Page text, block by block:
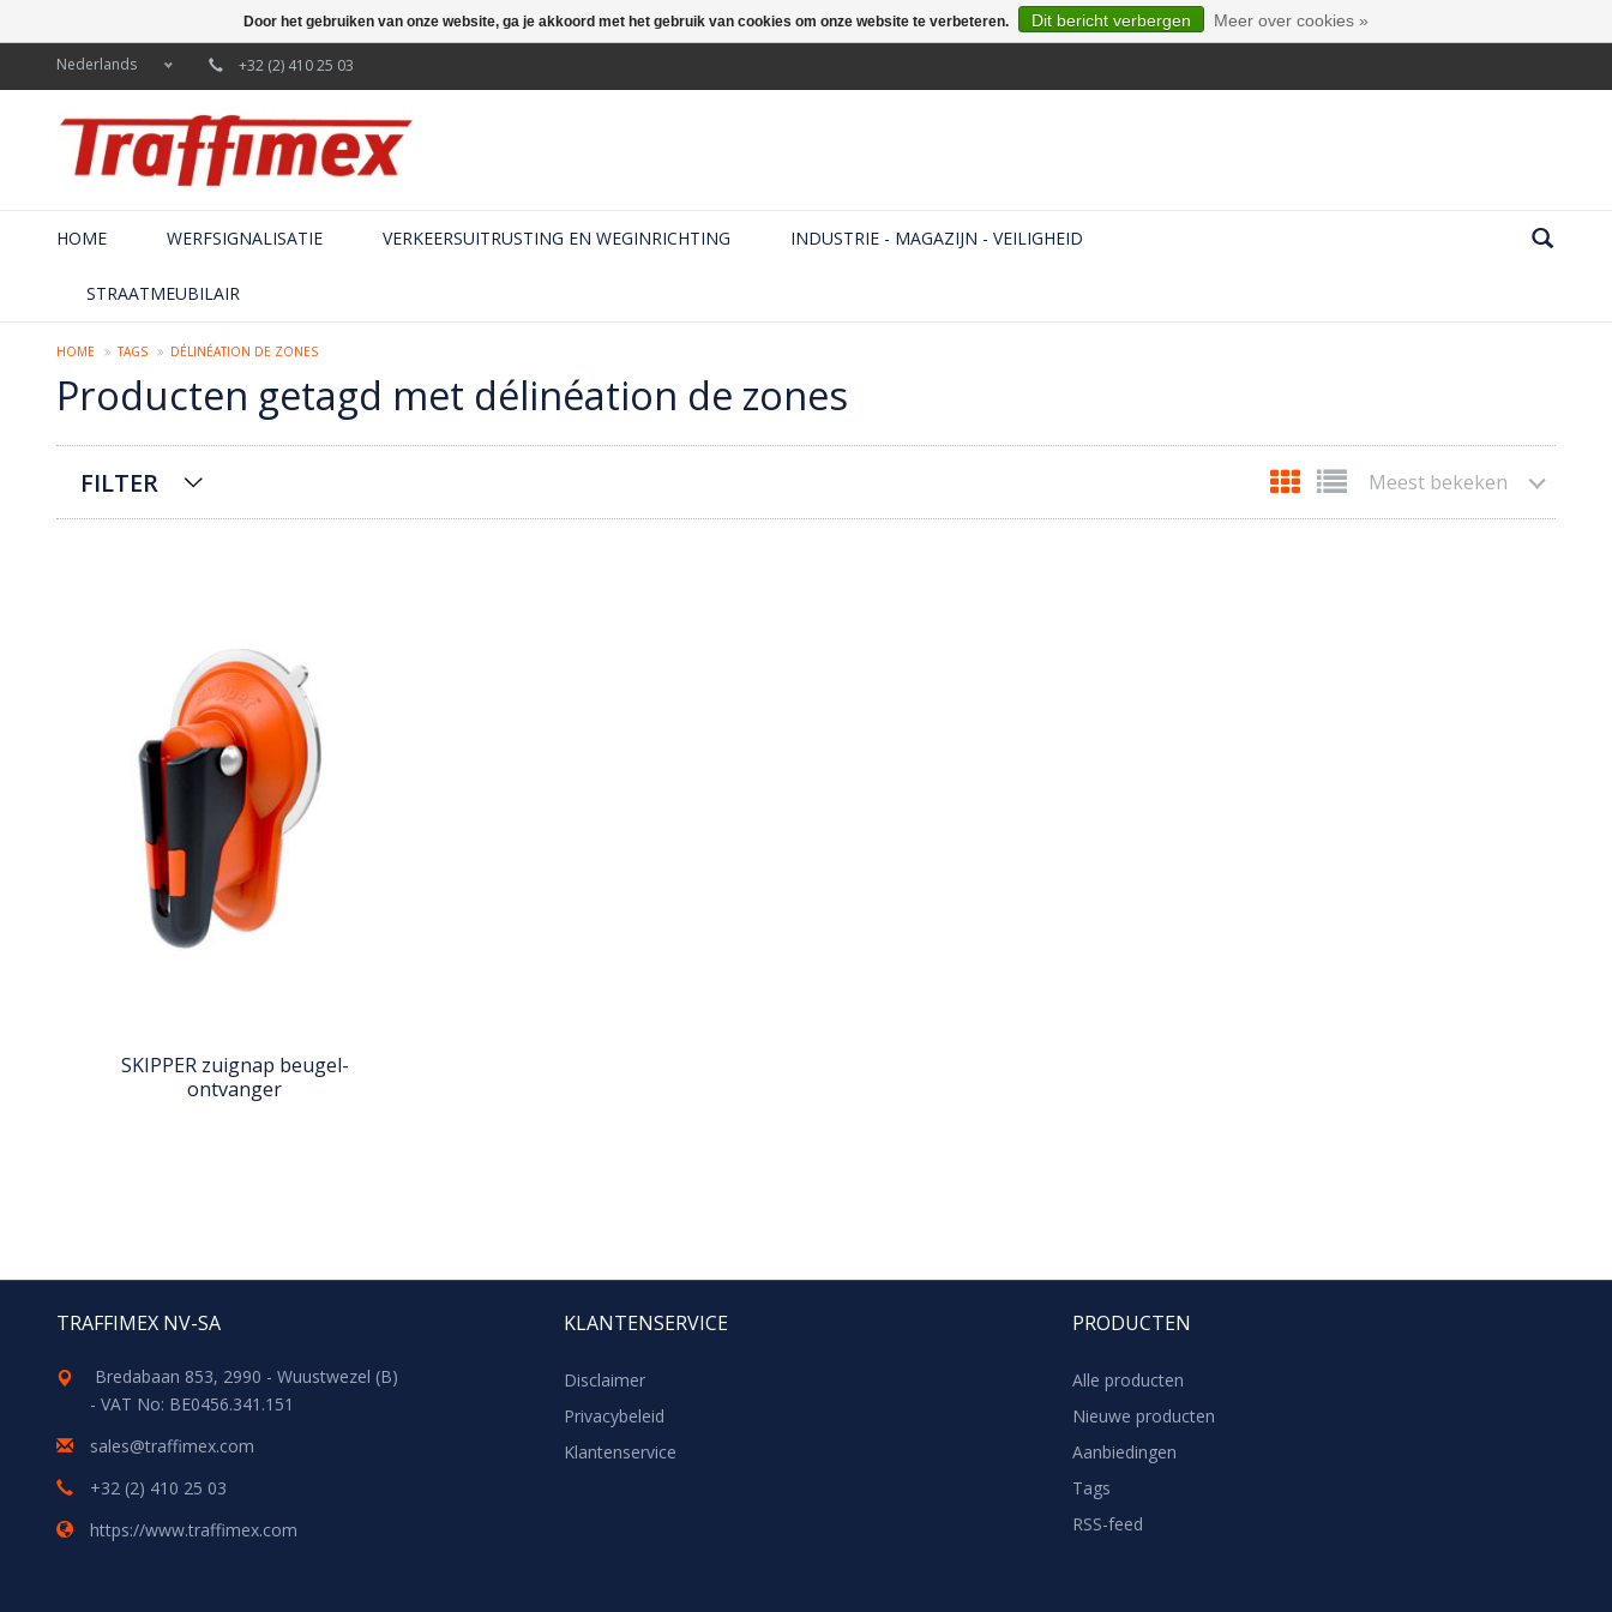
Nederlands +32 (2) 410 25 03
HOME WERFSIGNALISATIE VERKEERSUITRUSTING EN WEGINRICHTING INDUSTRIE - MAGAZIJN - VEILIGHEID
STRAATMEUBILAIR
HOME TAGS DÉLINÉATION DE ZONES
Producten getagd met délinéation de zones
FILTER Meest bekeken
SKIPPER zuignap beugel-
ontvanger
TRAFFIMEX NV-SA
Bredabaan 853, 2990 - Wuustwezel (B)
- VAT No: BE0456.341.151
sales@traffimex.com
+32 (2) 410 25 03
https://www.traffimex.com
KLANTENSERVICE
Disclaimer
Privacybeleid
Klantenservice
PRODUCTEN
Alle producten
Nieuwe producten
Aanbiedingen
Tags
RSS-feed
Door het gebruiken van onze website, ga je akkoord met het gebruik van cookies om onze website te verbeteren. Dit bericht verbergen Meer over cookies »